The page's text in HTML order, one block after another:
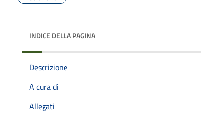
INDICE DELLA PAGINA
Descrizione
A cura di
Allegati